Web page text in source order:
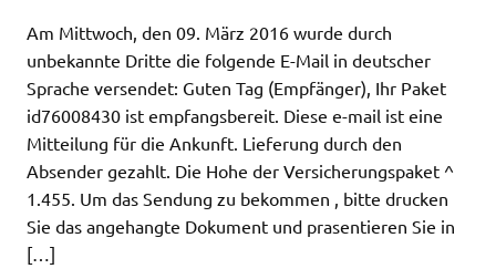
Am Mittwoch, den 09. März 2016 wurde durch
unbekannte Dritte die folgende E-Mail in deutscher
Sprache versendet: Guten Tag (Empfänger), Ihr Paket
id76008430 ist empfangsbereit. Diese e-mail ist eine
Mitteilung für die Ankunft. Lieferung durch den
Absender gezahlt. Die Hohe der Versicherungspaket ^
1.455. Um das Sendung zu bekommen , bitte drucken
Sie das angehangte Dokument und prasentieren Sie in
[…]